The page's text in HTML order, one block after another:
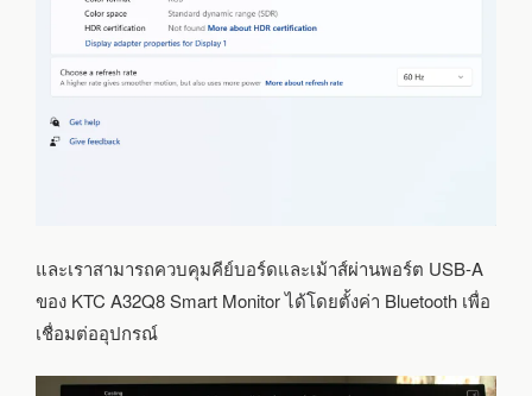
และเราสามารถควบคุมคีย์บอร์ดและเม้าส์ผ่านพอร์ต USB-A
ของ KTC A32Q8 Smart Monitor ได้โดยตั้งค่า Bluetooth เพื่อ
เชื่อมต่ออุปกรณ์